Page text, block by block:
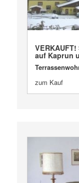
auf Kaprun
zum Kauf